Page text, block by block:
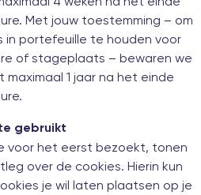
Met jouw toestemming – om
in portefeuille te houden voor
of stageplaats – bewaren we
1 jaar na het einde
gebruikt
voor het eerst bezoekt, tonen
over de cookies. Hierin kun
je wil laten plaatsen op je